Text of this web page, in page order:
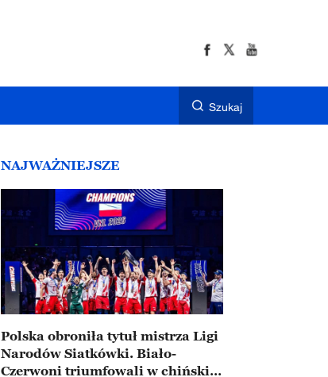
Szukaj
NAJWAŻNIEJSZE
Polska obroniła tytuł mistrza Ligi
Narodów Siatkówki. Biało-
Czerwoni triumfowali w chińskim